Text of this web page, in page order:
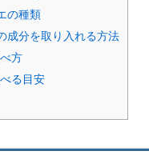
の種類
成分を取り入れる方法
方
る目安